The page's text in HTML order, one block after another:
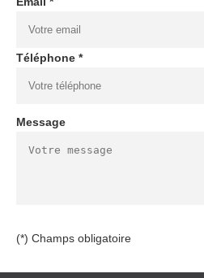
Téléphone *
Message
(*) Champs obligatoire